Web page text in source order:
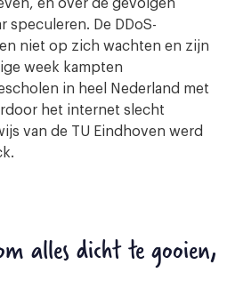
en over de gevolgen
speculeren. De DDoS-
niet op zich wachten en zijn
week kampten
in heel Nederland met
het internet slecht
van de TU Eindhoven werd
alles dicht te gooien,